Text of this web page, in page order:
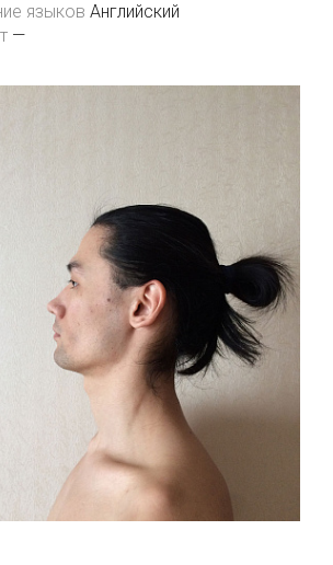
языков Английский
—